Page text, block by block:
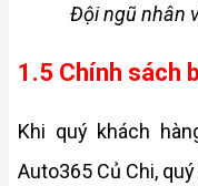
Đội ngũ nhân
1.5 Chính sách
Khi quý khách
Auto365 Củ Chi,